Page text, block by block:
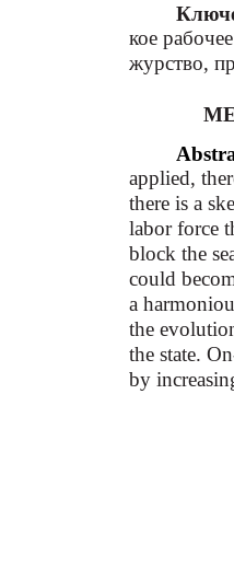
кое
журство,
applied,
there is a
labor force
block the
could
a
the
the state.
by